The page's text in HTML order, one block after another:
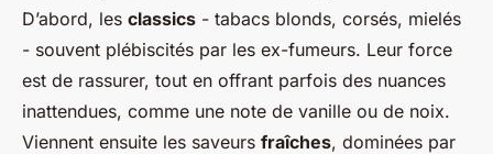
D’abord, les classics - tabacs blonds, corsés, mielés
- souvent plébiscités par les ex-fumeurs. Leur force
est de rassurer, tout en offrant parfois des nuances
inattendues, comme une note de vanille ou de noix.
Viennent ensuite les saveurs fraîches, dominées par